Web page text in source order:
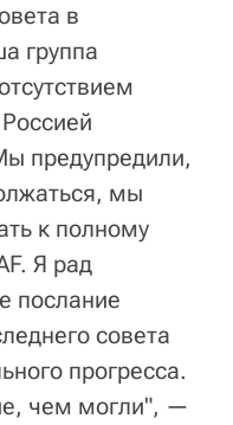
в
группа
предупредили,
мы
к полному
Я рад
послание
совета
прогресса.
чем могли", —